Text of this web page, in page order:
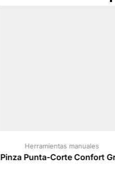
Herramientas manuales
Pinza Punta-Corte Confort